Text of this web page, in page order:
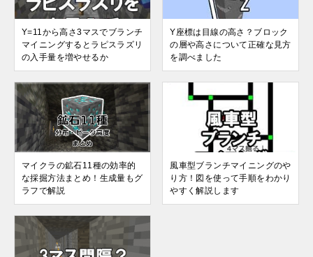
Y=11から高さ3マスでブランチ
マイニングするとラピスラズリ
の入手量を増やせるか
Y座標は目線の高さ？ブロック
の層や高さについて正確な見方
を調べました
マイクラの鉱石11種の効率的
な採掘方法まとめ！生成量もグ
ラフで解説
風車型ブランチマイニングのや
り方！図を使って手順をわかり
やすく解説します